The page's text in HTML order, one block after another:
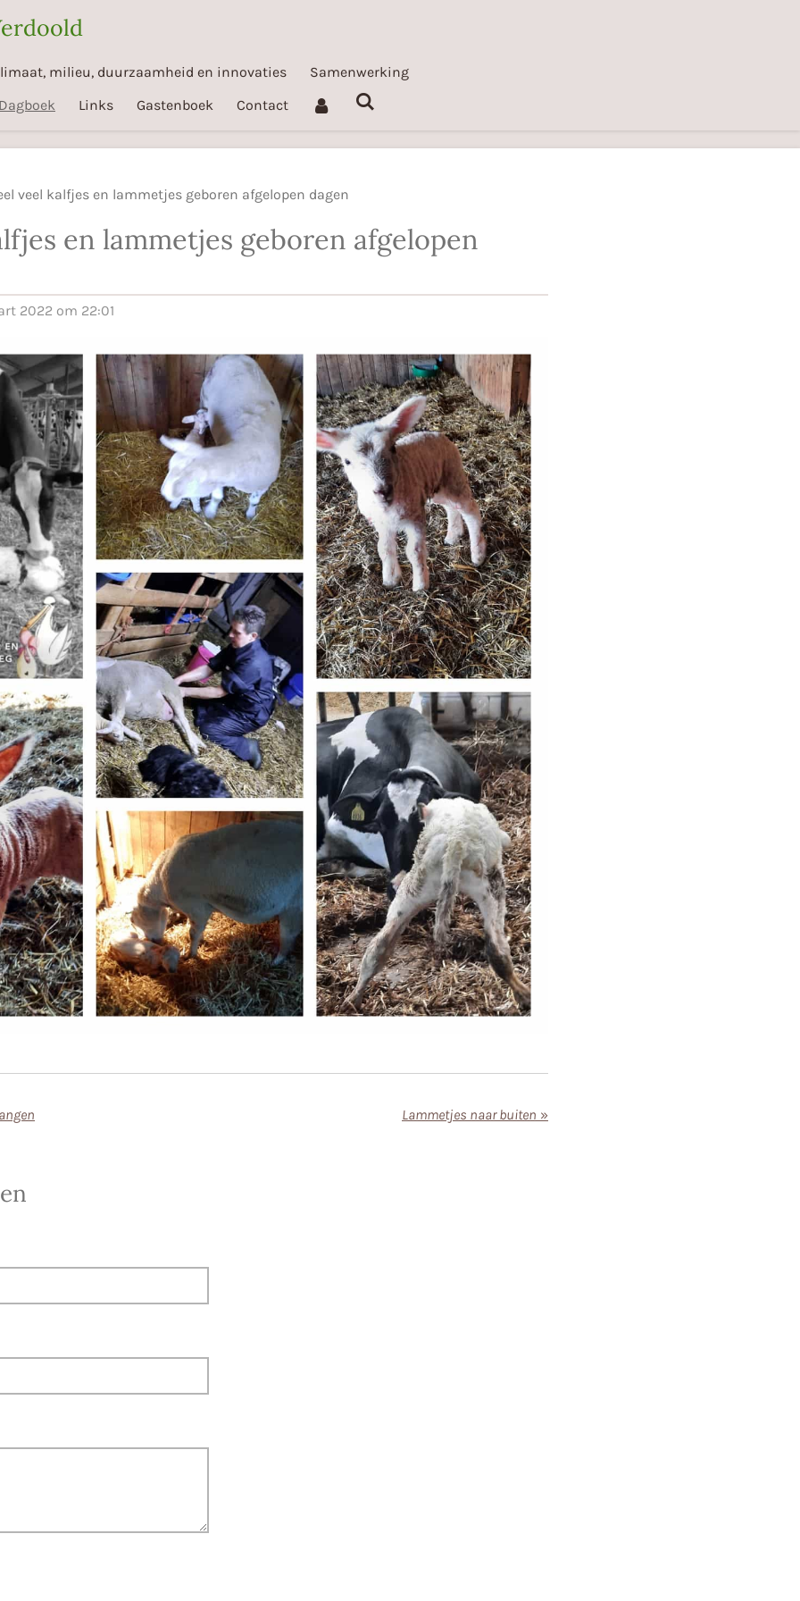
milieu, duurzaamheid en innovaties
Samenwerking
Dagboek Links Gastenboek Contact
veel kalfjes en lammetjes geboren afgelopen dagen
en lammetjes geboren afgelopen
2022 om 22:01
Lammetjes naar buiten »